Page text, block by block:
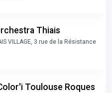
Thiais
VILLAGE, 3 rue de la Résistance
Toulouse Roques